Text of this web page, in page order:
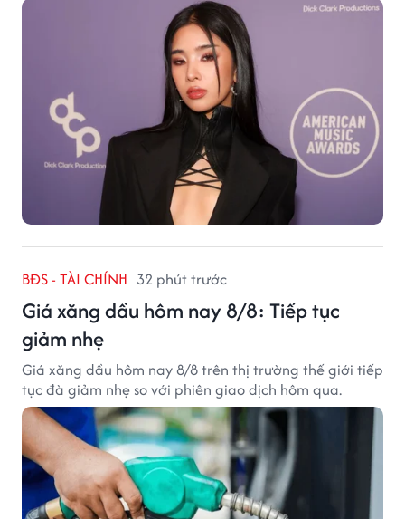
BĐS - TÀI CHÍNH 32 phút trước
Giá xăng dầu hôm nay 8/8: Tiếp tục
giảm nhẹ
Giá xăng dầu hôm nay 8/8 trên thị trường thế giới tiếp
tục đà giảm nhẹ so với phiên giao dịch hôm qua.